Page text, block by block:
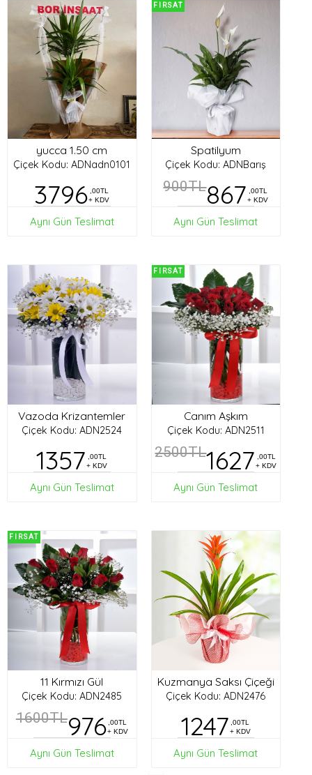
yucca 1.50 cm
Çiçek Kodu: ADNadn0101
3796 ,00TL
+ KDV
Aynı Gün Teslimat
FIRSAT
Spatilyum
Çiçek Kodu: ADNBarış
900TL867
,00TL
+ KDV
Aynı Gün Teslimat
Vazoda Krizantemler
Çiçek Kodu: ADN2524
1357
,00TL
+ KDV
Aynı Gün Teslimat
FIRSAT
Canım Aşkım
Çiçek Kodu: ADN2511
2500TL1627
,00TL
+ KDV
Aynı Gün Teslimat
FIRSAT
11 Kırmızı Gül
Çiçek Kodu: ADN2485
1600TL976 ,00TL
+ KDV
Aynı Gün Teslimat
Kuzmanya Saksı Çiçeği
Çiçek Kodu: ADN2476
1247 ,00TL
+ KDV
Aynı Gün Teslimat